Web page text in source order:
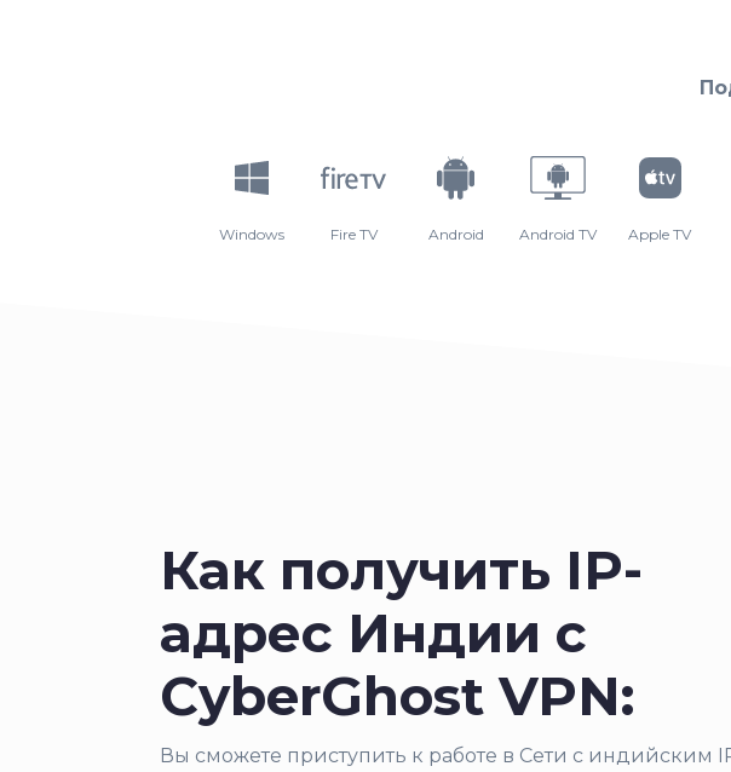
Windows Fire TV Android Android TV Apple TV
Как получить IP-
адрес Индии с
CyberGhost VPN:
Вы сможете приступить к работе в Сети с индийским